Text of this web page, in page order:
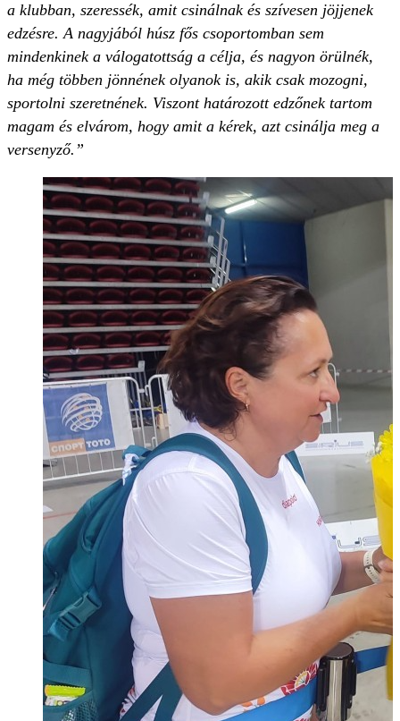
a klubban, szeressék, amit csinálnak és szívesen jöjjenek
edzésre. A nagyjából húsz fős csoportomban sem
mindenkinek a válogatottság a célja, és nagyon örülnék,
ha még többen jönnének olyanok is, akik csak mozogni,
sportolni szeretnének. Viszont határozott edzőnek tartom
magam és elvárom, hogy amit a kérek, azt csinálja meg a
versenyző.”